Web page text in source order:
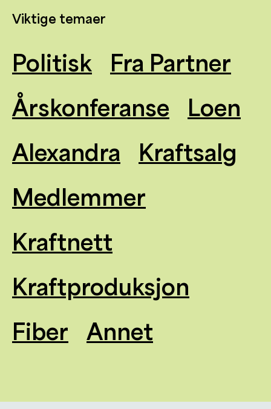
Viktige temaer
Politisk
Fra Partner
Årskonferanse
Loen
Alexandra
Kraftsalg
Medlemmer
Kraftnett
Kraftproduksjon
Fiber
Annet